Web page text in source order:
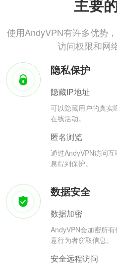
主要
使用AndyVPN有许多优势
访问权限和网
隐私保护
隐藏IP地址
可以隐藏用户的真实
在线活动。
匿名浏览
通过AndyVPN访问
息得到保护。
数据安全
数据加密
AndyVPN会加密所
意行为者窃取信息。
安全远程访问